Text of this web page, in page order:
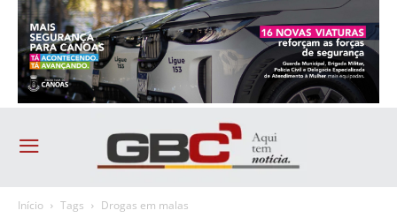
Início Tags Drogas em malas